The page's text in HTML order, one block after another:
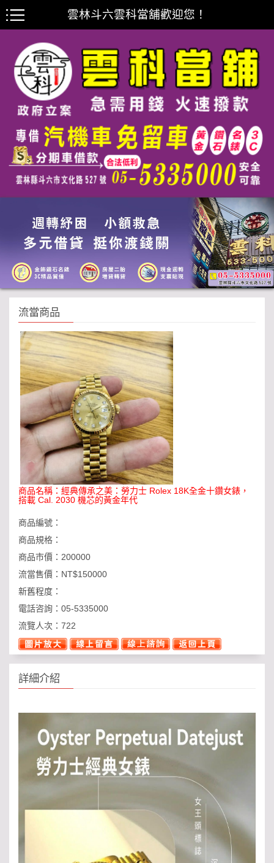
雲林斗六雲科當舖歡迎您！
流當商品
商品名稱： 經典傳承之美：勞力士 Rolex 18K全金十鑽女錶，
搭載 Cal. 2030 機芯的黃金年代
商品編號：
商品規格：
商品市價： 200000
流當售價： NT$150000
新舊程度：
電話咨詢： 05-5335000
流覽人次： 722
詳細介紹